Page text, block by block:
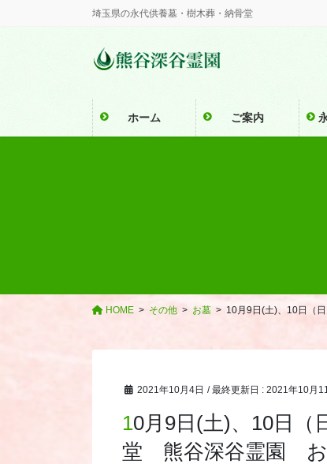
埼玉県の永代供養墓・樹木葬・納骨堂
ホーム ご案内
HOME その他 お墓 10月9日(土)、10日（
2021年10月4日 / 最終更新日 :2021年10月
10月9日(土)、10日（日）に、永代供養墓・樹木葬・納骨
堂 熊谷深谷霊園 お